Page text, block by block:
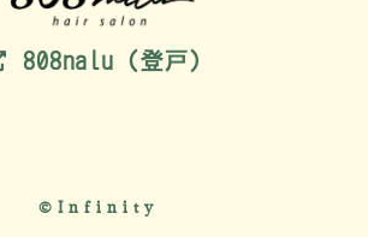
808nalu（登戸）
©Infinity